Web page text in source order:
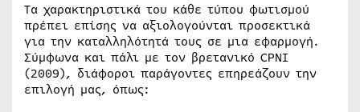
Τα χαρακτηριστικά του κάθε τύπου φωτισμού
πρέπει επίσης να αξιολογούνται προσεκτικά
για την καταλληλότητά τους σε μια εφαρμογή.
Σύμφωνα και πάλι με τον βρετανικό CPNI
(2009), διάφοροι παράγοντες επηρεάζουν την
επιλογή μας, όπως: